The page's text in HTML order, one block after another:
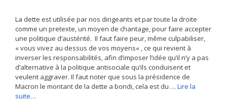
La dette est utilisée par nos dirigeants et par toute la droite
comme un pretexte, un moyen de chantage, pour faire accepter
une politique d’austérité. Il faut faire peur, même culpabiliser,
« vous vivez au dessus de vos moyens« , ce qui revient à
inverser les responsabilités, afin d’imposer l’idée qu’il n’y a pas
d’alternative à la politique antisociale qu’ils conduisent et
veulent aggraver. Il faut noter que sous la présidence de
Macron le montant de la dette a bondi, cela est du … Lire la
suite…